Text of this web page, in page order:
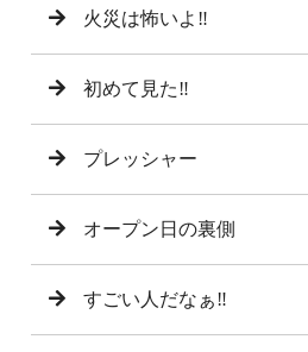
火災は怖いよ‼️
初めて見た‼️
プレッシャー
オープン日の裏側
すごい人だなぁ‼️